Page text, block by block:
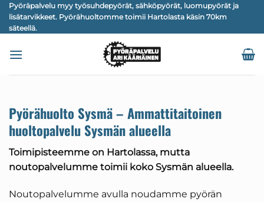
Skip
content
Pyöräpalvelu myy työsuhdepyörät, sähköpyörät, luomupyörät ja
lisätarvikkeet. Pyörähuoltomme toimii Hartolasta käsin 70km
säteellä.
Pyörähuolto Sysmä – Ammattitaitoinen
huoltopalvelu Sysmän alueella
Toimipisteemme on Hartolassa, mutta
noutopalvelumme toimii koko Sysmän alueella.
Noutopalvelumme avulla noudamme pyörän